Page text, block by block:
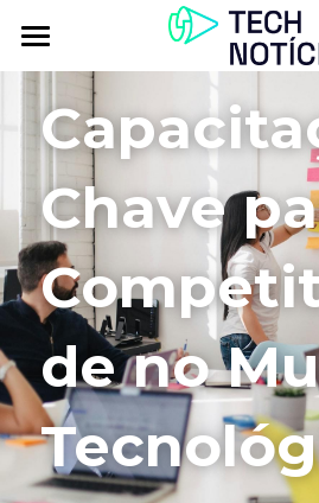
Atualidade
Explorar
Podcasts
Inbox
Contactos
Chave
de no